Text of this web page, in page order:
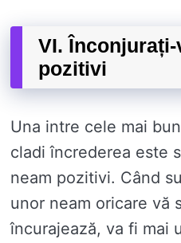
VI. Înconjurați-
pozitivi
Una intre cele mai
cladi încrederea este
neam pozitivi. Când
unor neam oricare vă
încurajează, va fi mai